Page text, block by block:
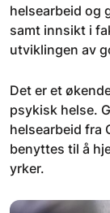
helsearbeid og
samt innsikt i
utviklingen av
Det er et
psykisk helse.
helsearbeid fra
benyttes til å
yrker.